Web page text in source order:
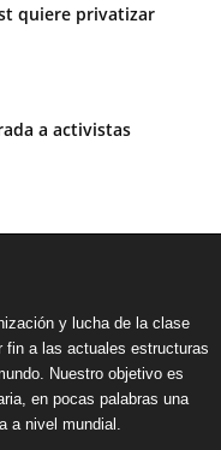
quiere privatizar
a activistas
y lucha de la clase
fin a las actuales estructuras
Nuestro objetivo es
en pocas palabras una
a nivel mundial.